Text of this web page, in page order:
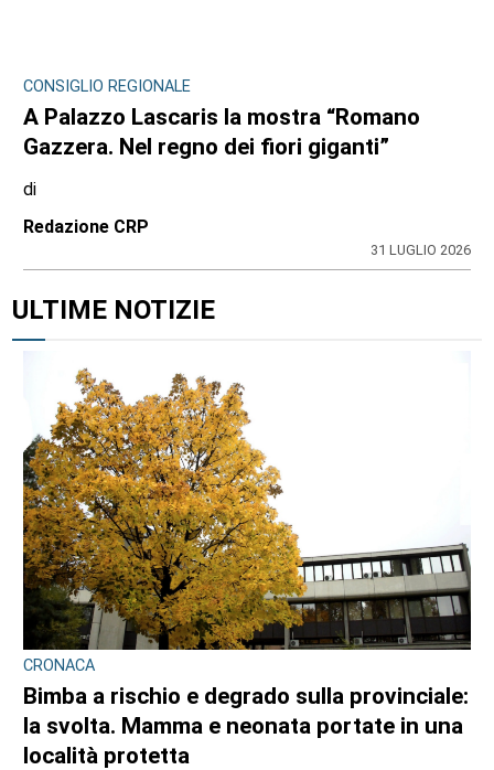
CONSIGLIO REGIONALE
A Palazzo Lascaris la mostra “Romano
Gazzera. Nel regno dei fiori giganti”
di
Redazione CRP
31 LUGLIO 2026
ULTIME NOTIZIE
CRONACA
Bimba a rischio e degrado sulla provinciale:
la svolta. Mamma e neonata portate in una
località protetta